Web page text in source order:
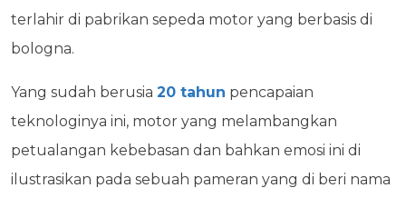
terlahir di pabrikan sepeda motor yang berbasis di
bologna.
Yang sudah berusia 20 tahun pencapaian
teknologinya ini, motor yang melambangkan
petualangan kebebasan dan bahkan emosi ini di
ilustrasikan pada sebuah pameran yang di beri nama